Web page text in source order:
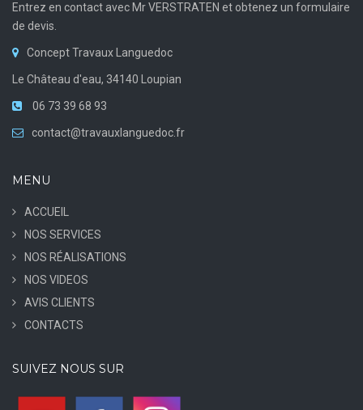
Entrez en contact avec Mr VERSTRATEN et obtenez un formulaire
de devis.
Concept Travaux Languedoc
Le Château d'eau, 34140 Loupian
06 73 39 68 93
contact@travauxlanguedoc.fr
MENU
ACCUEIL
NOS SERVICES
NOS RÉALISATIONS
NOS VIDEOS
AVIS CLIENTS
CONTACTS
SUIVEZ NOUS SUR